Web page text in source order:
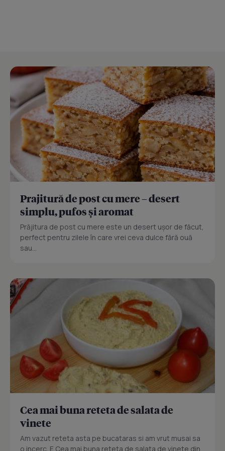
Prajitură de post cu mere – desert
simplu, pufos și aromat
Prăjitura de post cu mere este un desert ușor de făcut,
perfect pentru zilele în care vrei ceva dulce fără ouă
sau...
Cea mai buna reteta de salata de
vinete
Am vazut reteta asta pe bucataras si am vrut musai sa
o incerc. E Cea mai buna reteta de salata de vinete din